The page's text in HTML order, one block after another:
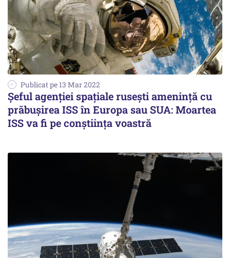
Publicat pe 13 Mar 2022
Şeful agenţiei spaţiale ruseşti ameninţă cu
prăbuşirea ISS în Europa sau SUA: Moartea
ISS va fi pe conştiinţa voastră